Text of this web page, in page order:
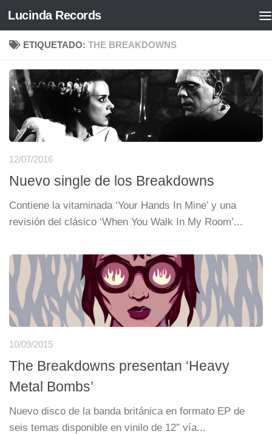
Saltar al contenido
Lucinda Records
ETIQUETADO: THE BREAKDOWNS
12/07/2016
Nuevo single de los Breakdowns
Contiene la vitaminada ‘Your Hands In Mine’ y una
revisión del clásico ‘When You Walk In My Room’...
10/09/2015
The Breakdowns presentan ‘Heavy
Metal Bombs’
Nuevo disco de la banda británica en formato EP de
seis temas disponible en vinilo de 12″ vía...